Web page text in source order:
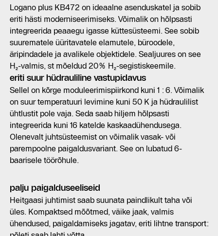
Logano plus KB472 on ideaalne asenduskatel ja sobib
eriti hästi moderniseerimiseks. Võimalik on hõlpsasti
integreerida peaaegu igasse küttesüsteemi. See sobib
suurematele üüritavatele elamutele, büroodele,
äripindadele ja avalikele objektidele. Sealjuures on see
H₂-valmis, st mõeldud 20% H₂-segistiskeemile.
eriti suur hüdrauliline vastupidavus
Sellel on kõrge moduleerimispiirkond kuni 1 : 6. Võimalik
on suur temperatuuri levimine kuni 50 K ja hüdraulilist
ühtlustit pole vaja. Seda saab hiljem hõlpsasti
integreerida kuni 16 katelde kaskaadühendusega.
Olenevalt juhtsüsteemist on võimalik vasak- või
parempoolne paigaldusvariant. See on lubatud 6-
baarisele töörõhule.
palju paigalduseeliseid
Heitgaasi juhtimist saab suunata paindlikult taha või
üles. Kompaktsed mõõtmed, väike jaak, valmis
ühendused, paigaldamiseks jagatav, eriti lihtne transport: